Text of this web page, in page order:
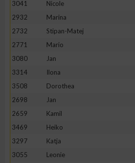
3041
Nicole
2932
Marina
2732
Stipan-Matej
2771
Mario
3080
Jan
3314
Ilona
3508
Dorothea
2698
Jan
2659
Kamil
3469
Heiko
3297
Katja
3055
Leonie
Nicht-IAB-Verarbeitungszwecke:
Performance
Funktional
Werbung